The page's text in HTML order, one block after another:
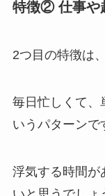
特徴② 仕事や
2つ目の特徴は
毎日忙しくて、
いうパターンで
浮気する時間が